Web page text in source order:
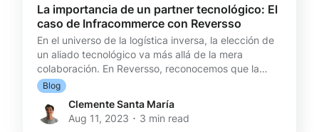
La importancia de un partner tecnológico: El
caso de Infracommerce con Reversso
En el universo de la logística inversa, la elección de
un aliado tecnológico va más allá de la mera
colaboración. En Reversso, reconocemos que la
alineación de visiones y objetivos es esencial para
nosotros al momento de forjar alianzas estratégicas.
Este es el caso ejemplar que compartimos con
Infracommerce, donde, al igual que Reversso,
Blog
Clemente Santa María
Aug 11, 2023 ･ 3 min read